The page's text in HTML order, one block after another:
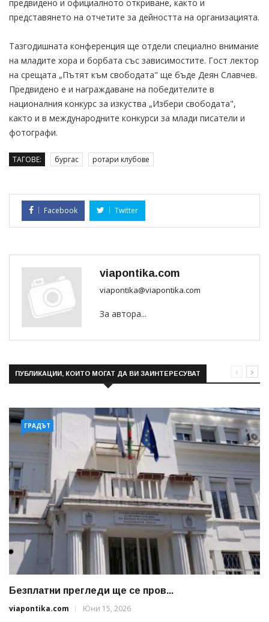
предвидено и официалното откриване, както и
представянето на отчетите за дейността на организацията.
Тазгодишната конференция ще отдели специално внимание
на младите хора и борбата със зависимостите. Гост лектор
на срещата „Пътят към свободата" ще бъде Деян Славчев.
Предвидено е и награждаване на победителите в
националния конкурс за изкуства „Избери свободата",
както и в международните конкурси за млади писатели и
фотографи.
ТАГОВЕ: бургас ротари клубове
Facebook Twitter
viapontika.com
viapontika@viapontika.com
За автора...
ПУБЛИКАЦИИ, КОИТО МОГАТ ДА ВИ ЗАИНТЕРЕСУВАТ
ГРАДЪТ
Безплатни прегледи ще се пров...
viapontika.com
Юни 15, 2026